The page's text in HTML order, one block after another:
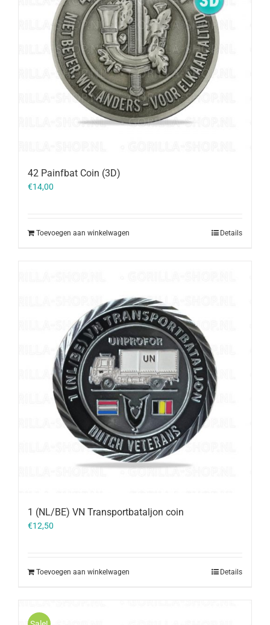
42 Painfbat Coin (3D)
€14,00
Toevoegen aan winkelwagen Details
1 (NL/BE) VN Transportbataljon coin
€12,50
Toevoegen aan winkelwagen Details